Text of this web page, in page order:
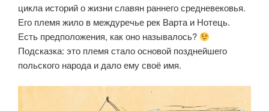
цикла историй о жизни славян раннего средневековья.
Его племя жило в междуречье рек Варта и Нотець.
Есть предположения, как оно называлось?
Подсказка: это племя стало основой позднейшего
польского народа и дало ему своё имя.